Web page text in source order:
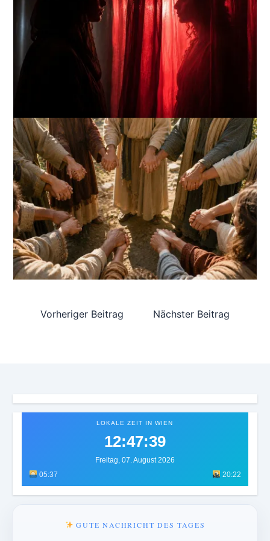
Vorheriger Beitrag Nächster Beitrag
LOKALE ZEIT IN WIEN
12:47:41
Freitag, 07. August 2026
05:37
20:22
GUTE NACHRICHT DES TAGES